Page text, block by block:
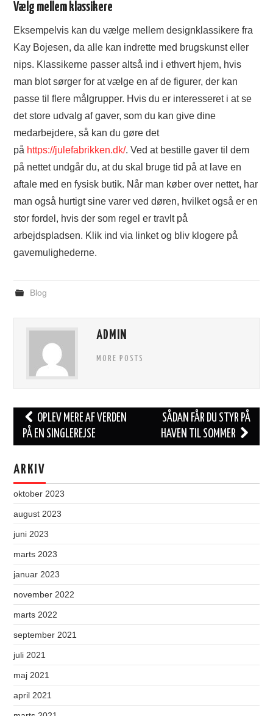
Vælg mellem klassikere
Eksempelvis kan du vælge mellem designklassikere fra
Kay Bojesen, da alle kan indrette med brugskunst eller
nips. Klassikerne passer altså ind i ethvert hjem, hvis
man blot sørger for at vælge en af de figurer, der kan
passe til flere målgrupper. Hvis du er interesseret i at se
det store udvalg af gaver, som du kan give dine
medarbejdere, så kan du gøre det
på https://julefabrikken.dk/. Ved at bestille gaver til dem
på nettet undgår du, at du skal bruge tid på at lave en
aftale med en fysisk butik. Når man køber over nettet, har
man også hurtigt sine varer ved døren, hvilket også er en
stor fordel, hvis der som regel er travlt på
arbejdspladsen. Klik ind via linket og bliv klogere på
gavemulighederne.
Blog
ADMIN
MORE POSTS
Post
navigation
OPLEV MERE AF VERDEN
PÅ EN SINGLEREJSE
SÅDAN FÅR DU STYR PÅ
HAVEN TIL SOMMER
ARKIV
oktober 2023
august 2023
juni 2023
marts 2023
januar 2023
november 2022
marts 2022
september 2021
juli 2021
maj 2021
april 2021